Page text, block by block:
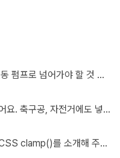
수동 펌프는 너무 힘들어서 저도 곧 전동 펌프로 넘어가야 할 것 같네요.
저는 샤오미 전동 펌프를 사용하고 있어요. 축구공, 자전거에도 넣을 수 있고 자동차 바퀴에도 넣을 수 있어요. 아주 만족스럽습니다.
안녕하세요, 너비와 높이를 사용하는 CSS clamp()를 소개해 주셔서 감사합니다. 작업 부담을 최소화하기 위해 calc(), min, max 등 언급하신 모든 기능을 갖춘 도구를 개발했습니다. https://clampgenerator.com/tools/layout-spacing-size/?property=width 에서 확인해 보세요. 즐거운 코딩 되세요.